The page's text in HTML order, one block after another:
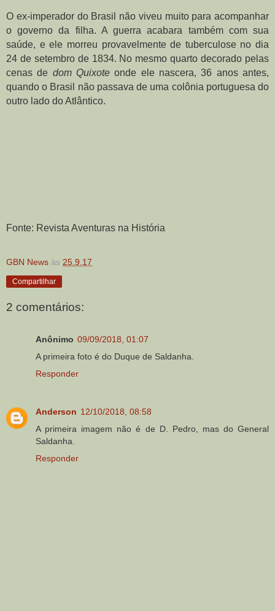
O ex-imperador do Brasil não viveu muito para acompanhar
o governo da filha. A guerra acabara também com sua
saúde, e ele morreu provavelmente de tuberculose no dia
24 de setembro de 1834. No mesmo quarto decorado pelas
cenas de dom Quixote onde ele nascera, 36 anos antes,
quando o Brasil não passava de uma colônia portuguesa do
outro lado do Atlântico.
Fonte: Revista Aventuras na História
GBN News às 25.9.17
Compartilhar
2 comentários:
Anônimo 09/09/2018, 01:07
A primeira foto é do Duque de Saldanha.
Responder
Anderson 12/10/2018, 08:58
A primeira imagem não é de D. Pedro, mas do General
Saldanha.
Responder